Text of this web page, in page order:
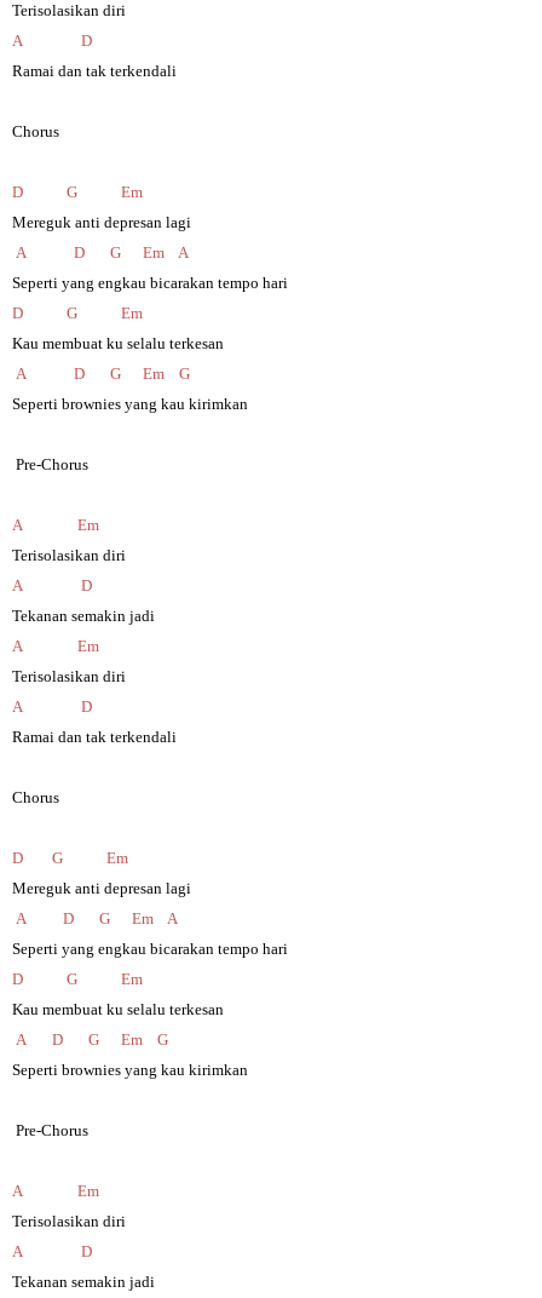
Terisolasikan diri
A
D
Ramai dan tak terkendali
Chorus
D G
Em
Mereguk anti depresan lagi
A
D G Em
A
Seperti yang engkau bicarakan tempo hari
D
G
Em
Kau membuat ku selalu terkesan
A
D G Em
G
Seperti brownies yang kau kirimkan
Pre-Chorus
A
Em
Terisolasikan diri
A
D
Tekanan semakin jadi
A
Em
Terisolasikan diri
A
D
Ramai dan tak terkendali
Chorus
D G
Em
Mereguk anti depresan lagi
A
D G Em
A
Seperti yang engkau bicarakan tempo hari
D
G
Em
Kau membuat ku selalu terkesan
A
D G Em
G
Seperti brownies yang kau kirimkan
Pre-Chorus
A
Em
Terisolasikan diri
A
D
Tekanan semakin jadi